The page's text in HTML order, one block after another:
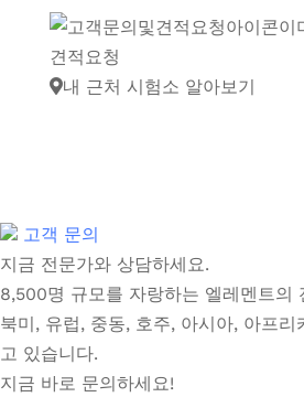
견적요청
내 근처 시험소 알아보기
고객 문의
지금 전문가와 상담하세요.
8,500명 규모를 자랑하는 엘레멘트의
북미, 유럽, 중동, 호주, 아시아, 아프리
고 있습니다.
지금 바로 문의하세요!